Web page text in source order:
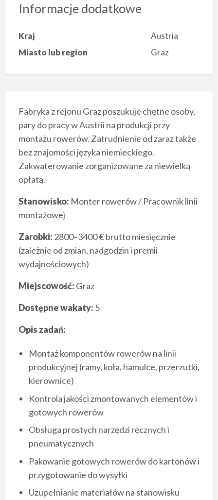
Informacje dodatkowe
Kraj
Austria
Miasto lub region
Graz
Fabryka z rejonu Graz poszukuje chętne osoby,
pary do pracy w Austrii na produkcji przy
montażu rowerów. Zatrudnienie od zaraz także
bez znajomości języka niemieckiego.
Zakwaterowanie zorganizowane za niewielką
opłatą.
Stanowisko: Monter rowerów / Pracownik linii
montażowej
Zarobki: 2800–3400 € brutto miesięcznie
(zależnie od zmian, nadgodzin i premii
wydajnościowych)
Miejscowość: Graz
Dostępne wakaty: 5
Opis zadań:
Montaż komponentów rowerów na linii
produkcyjnej (ramy, koła, hamulce, przerzutki,
kierownice)
Kontrola jakości zmontowanych elementów i
gotowych rowerów
Obsługa prostych narzędzi ręcznych i
pneumatycznych
Pakowanie gotowych rowerów do kartonów i
przygotowanie do wysyłki
Uzupełnianie materiałów na stanowisku